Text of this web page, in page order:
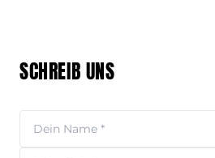
SCHREIB UNS